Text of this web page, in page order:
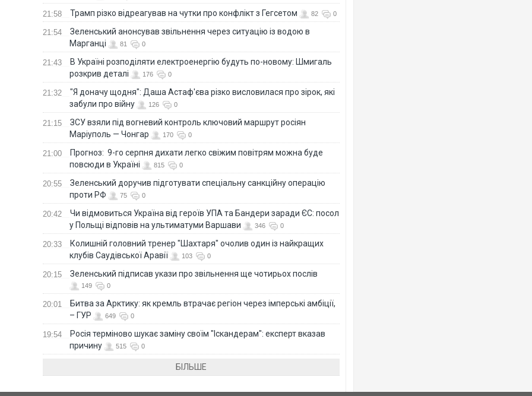
21:58 Трамп різко відреагував на чутки про конфлікт з Гегсетом 82 0
21:54
Зеленський анонсував звільнення через ситуацію із водою в
Марганці
81 0
21:43
В Україні розподіляти електроенергію будуть по-новому: Шмигаль
розкрив деталі
176 0
21:32
"Я доначу щодня": Даша Астаф'єва різко висловилася про зірок, які
забули про війну
126 0
21:15
ЗСУ взяли під вогневий контроль ключовий маршрут росіян
Маріуполь — Чонгар
170 0
21:00
Прогноз: 9-го серпня дихати легко свіжим повітрям можна буде
повсюди в Україні
815 0
20:55
Зеленський доручив підготувати спеціальну санкційну операцію
проти РФ
75 0
20:42
Чи відмовиться Україна від героїв УПА та Бандери заради ЄС: посол
у Польщі відповів на ультиматуми Варшави
346 0
20:33
Колишній головний тренер "Шахтаря" очолив один із найкращих
клубів Саудівської Аравії
103 0
20:15 Зеленський підписав укази про звільнення ще чотирьох послів
149 0
20:01
Битва за Арктику: як кремль втрачає регіон через імперські амбіції,
– ГУР
649 0
19:54
Росія терміново шукає заміну своїм "Іскандерам": експерт вказав
причину
515 0
БІЛЬШЕ